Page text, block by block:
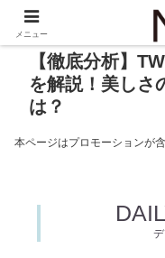
【徹底分析】
を解説！美しさ
は？
本ページはプロモーションが
メニュー